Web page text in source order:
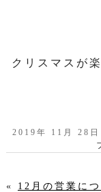
クリスマスが
2019年 11月 28
« 12月の営業につ